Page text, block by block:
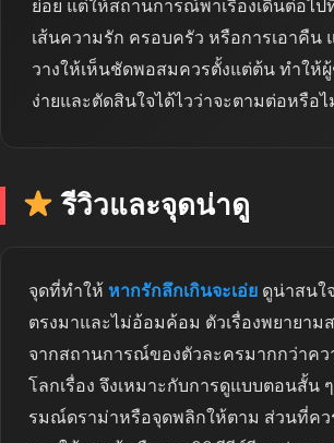
ย่อย แต่ให้สถานการณ์พาเรื่องเดินต่อไป
เส้นความรัก ครอบครัว หรือการเอาคืน
วางให้เห็นชัดพอสมควรตั้งแต่ต้น ทำให้
ง่ายและตัดสินใจได้ไวว่าจะตามต่อหรือไ
รีวิวและจุดน่าดู
จุดที่ทำให้ หากรักลึกเกินจะเอ่ย ดูน่าสนใ
ตรงมาและไม่อ้อมค้อม ตัวเรื่องพยายาม
จากสถานการณ์ของตัวละครมากกว่าค
โลกเรื่อง จึงเหมาะกับการดูแบบตอนสั้น
รมณ์ดราม่าหรือจุดพลิกให้ตาม ส่วนที่คว